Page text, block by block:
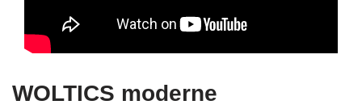
WOLTICS moderne